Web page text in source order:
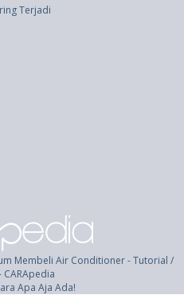
Terjadi di Mall
Membeli Air Conditioner - Tutorial /
CARApedia
Apa Aja Ada!